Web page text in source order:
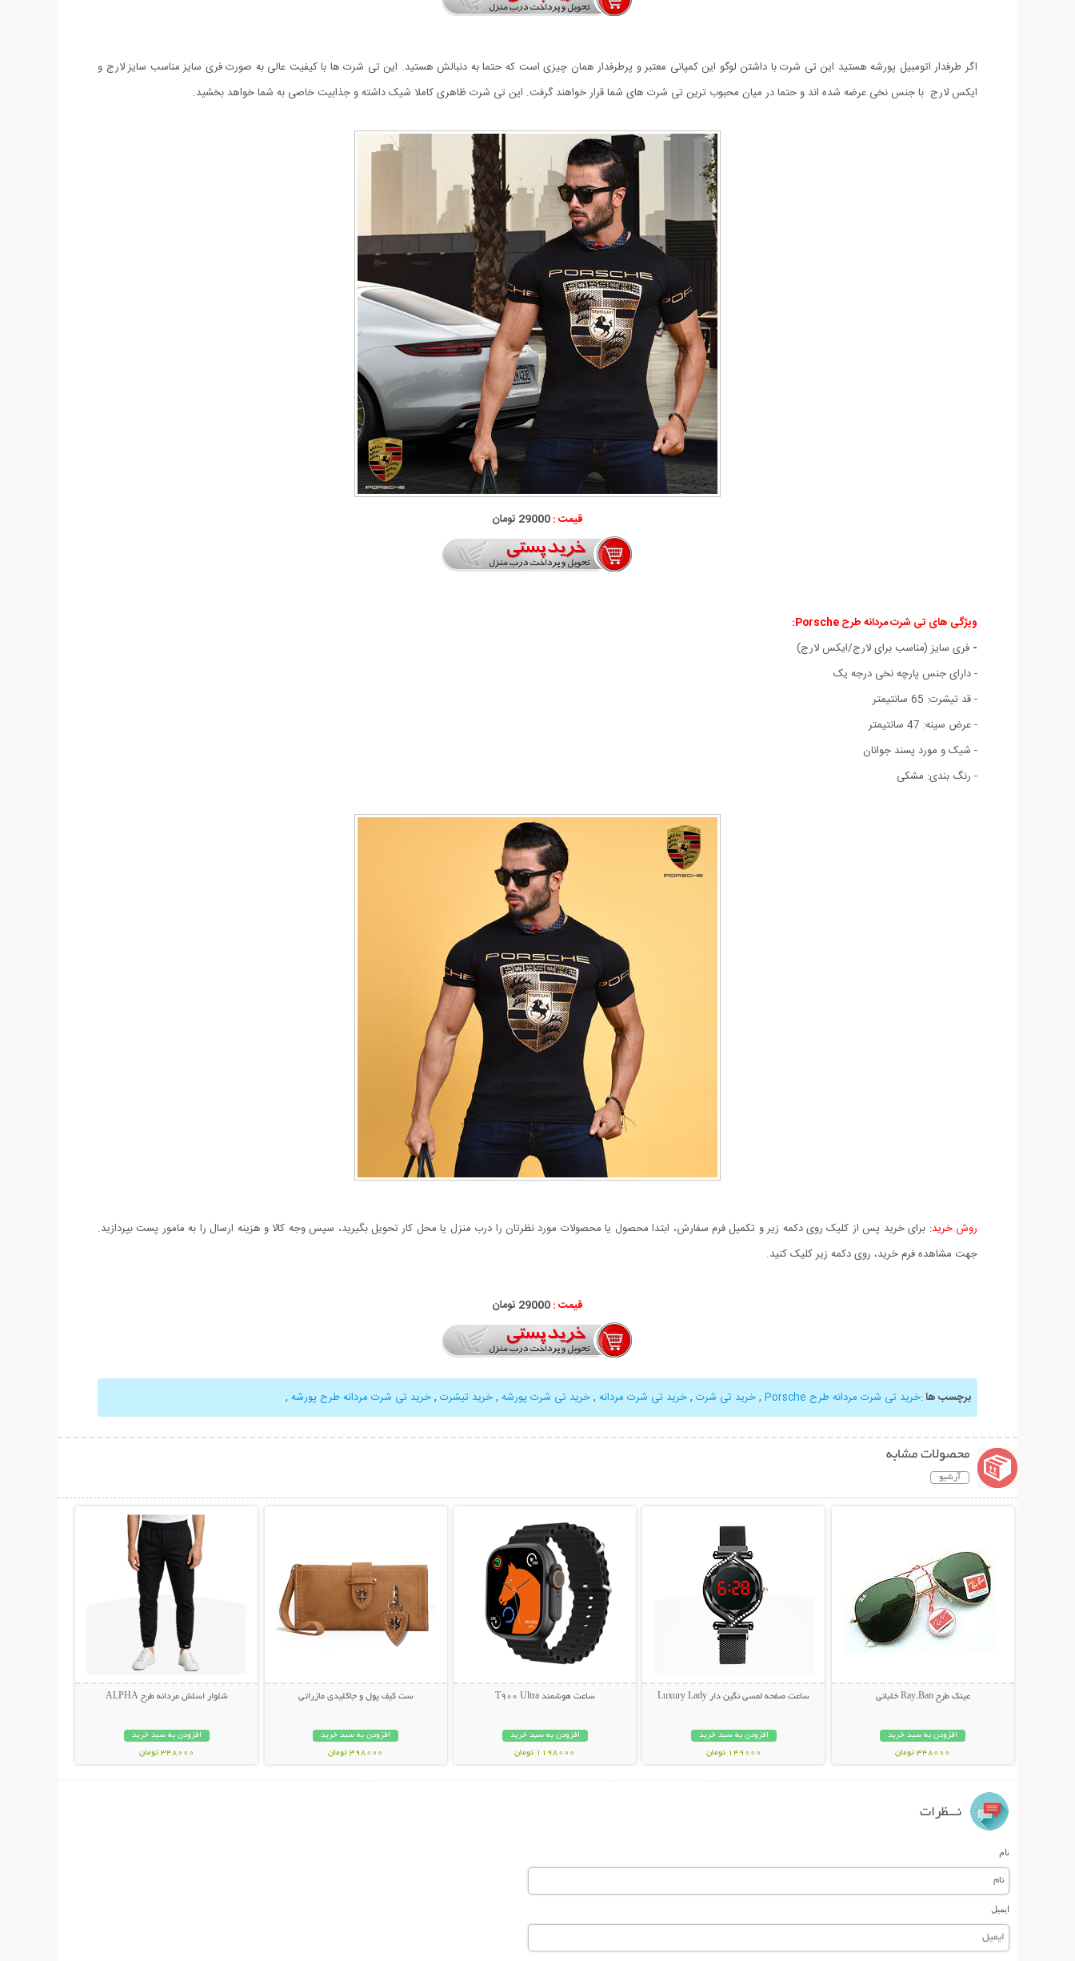
اگر طرفدار اتومبیل پورشه هستید این تی شرت با داشتن لوگو این کمپانی معتبر و پرطرفدار همان چیزی است که حتما به دنبالش هستید. این تی شرت ها با کیفیت عالی به صورت فری سایز مناسب سایز لارج و
ایکس لارج با جنس نخی عرضه شده اند و حتما در میان محبوب ترین تی شرت های شما قرار خواهند گرفت. این تی شرت ظاهری کاملا شیک داشته و جذابیت خاصی به شما خواهد بخشید.
قیمت :29000 تومان
ویژگی های تی شرت مردانه طرح Porsche:
- فری سایز (مناسب برای لارج/ایکس لارج)
- دارای جنس پارچه نخی درجه یک
- قد تیشرت: 65 سانتیمتر
- عرض سینه: 47 سانتیمتر
- شیک و مورد پسند جوانان
- رنگ بندی: مشکی
روش خرید: برای خرید پس از کلیک روی دکمه زیر و تکمیل فرم سفارش، ابتدا محصول یا محصولات مورد نظرتان را درب منزل یا محل کار تحویل بگیرید، سپس وجه کالا و هزینه ارسال را به مامور پست بپردازید.
جهت مشاهده فرم خرید، روی دکمه زیر کلیک کنید.
قیمت :29000 تومان
برچسب ها:خرید تی شرت مردانه طرح Porsche ,خرید تی شرت ,خرید تی شرت مردانه ,خرید تی شرت پورشه ,خرید تیشرت ,خرید تی شرت مردانه طرح پورشه ,
محصولات مشابه
آرشیو
عینک طرح Ray.Ban خلبانی
افزودن به سبد خرید
348000 تومان
ساعت صفحه لمسی نگین دار Luxury Lady
افزودن به سبد خرید
149000 تومان
ساعت هوشمند T900 Ultra
افزودن به سبد خرید
1198000 تومان
ست کیف پول و جاکلیدی مازراتی
افزودن به سبد خرید
398000 تومان
شلوار اسلش مردانه طرح ALPHA
افزودن به سبد خرید
348000 تومان
نـــظرات
نام
ایمیل